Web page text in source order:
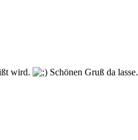
wird. Schönen Gruß da lasse.